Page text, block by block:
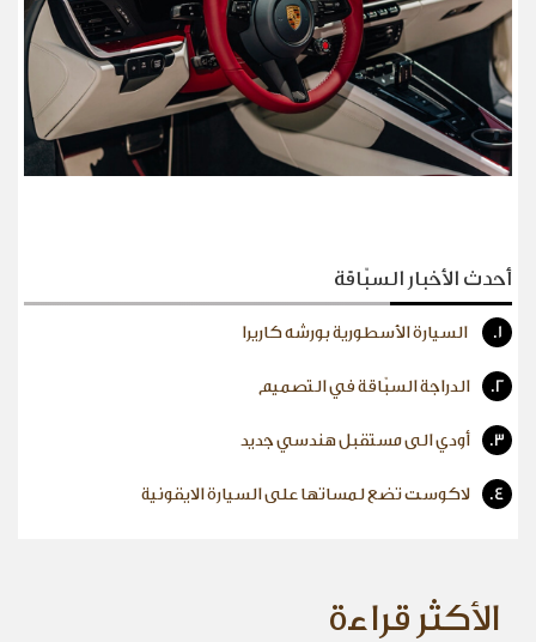
أحدث الأخبار السبّاقة
1. السيارة الأسطورية بورشه كاريرا
2. الدراجة السبّاقة في التصميم
3. أودي الى مستقبل هندسي جديد
4. لاكوست تضع لمساتها على السيارة الايقونية
الأكثر قراءة